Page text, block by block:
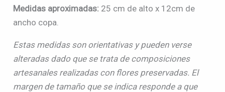
Medidas aproximadas: 25 cm de alto x 12cm de
ancho copa.
Estas medidas son orientativas y pueden verse
alteradas dado que se trata de composiciones
artesanales realizadas con flores preservadas. El
margen de tamaño que se indica responde a que